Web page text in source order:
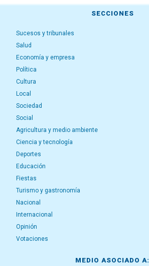
SECCIONES
Sucesos y tribunales
Salud
Economía y empresa
Política
Cultura
Local
Sociedad
Social
Agricultura y medio ambiente
Ciencia y tecnología
Deportes
Educación
Fiestas
Turismo y gastronomía
Nacional
Internacional
Opinión
Votaciones
MEDIO ASOCIADO A: